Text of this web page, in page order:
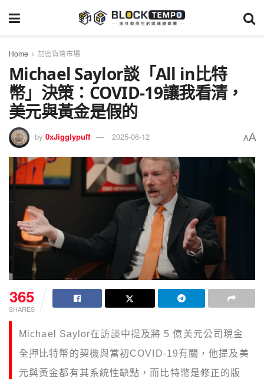
Home 加密貨幣市場
Michael Saylor談「All in比特
幣」決策：COVID-19讓我看清，
美元與黃金是假的
by 0xJigglypuff 2025-06-12 AA
365
SHARES
Michael Saylor在訪談中提及將 5 億美元公司現金
全押比特幣的契機與當初COVID-19有關，他提及美
元與黃金都有其系統性缺點，而比特幣是修正的版